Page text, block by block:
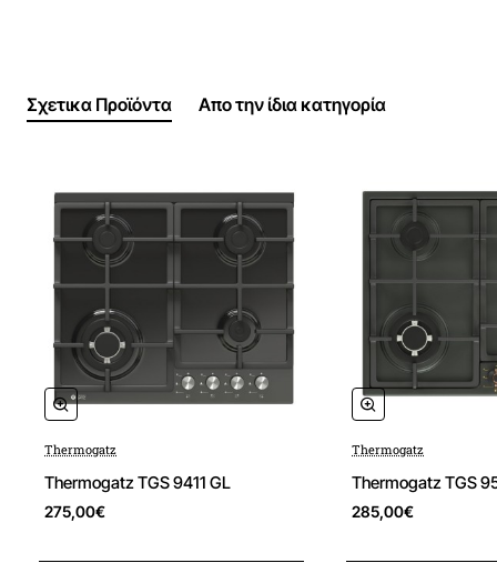
Πιστοποιήσεις CE/ERP
Διαστάσεις Κιβωτίου (Π×Β×Υ)(mm) 670×310×535
- Επίπεδο θορύβου 64db
- Απορροφητικότητα 450m³/h
- Συνολική ηλεκτρική ισχύς
Καθαρό Πλάτος:
Σχετικα Προϊόντα Απο την ίδια κατηγορία
Thermogatz
Thermogatz TGS 9411 GL
275,00€
Thermogatz
Thermogatz TGS
285,00€